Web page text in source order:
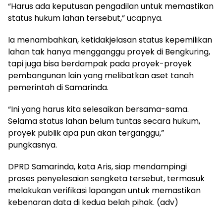
“Harus ada keputusan pengadilan untuk memastikan
status hukum lahan tersebut,” ucapnya.
Ia menambahkan, ketidakjelasan status kepemilikan
lahan tak hanya mengganggu proyek di Bengkuring,
tapi juga bisa berdampak pada proyek-proyek
pembangunan lain yang melibatkan aset tanah
pemerintah di Samarinda.
“Ini yang harus kita selesaikan bersama-sama.
Selama status lahan belum tuntas secara hukum,
proyek publik apa pun akan terganggu,”
pungkasnya.
DPRD Samarinda, kata Aris, siap mendampingi
proses penyelesaian sengketa tersebut, termasuk
melakukan verifikasi lapangan untuk memastikan
kebenaran data di kedua belah pihak. (adv)